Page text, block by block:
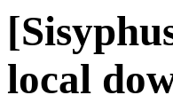
local